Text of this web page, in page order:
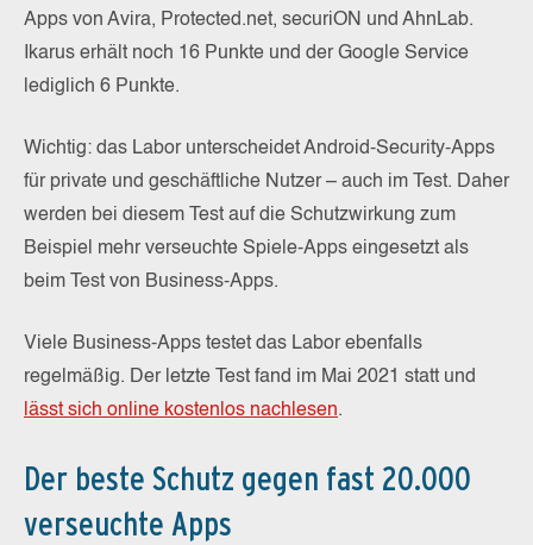
Apps von Avira, Protected.net, securiON und AhnLab.
Ikarus erhält noch 16 Punkte und der Google Service
lediglich 6 Punkte.
Wichtig: das Labor unterscheidet Android-Security-Apps
für private und geschäftliche Nutzer – auch im Test. Daher
werden bei diesem Test auf die Schutzwirkung zum
Beispiel mehr verseuchte Spiele-Apps eingesetzt als
beim Test von Business-Apps.
Viele Business-Apps testet das Labor ebenfalls
regelmäßig. Der letzte Test fand im Mai 2021 statt und
lässt sich online kostenlos nachlesen.
Der beste Schutz gegen fast 20.000
verseuchte Apps